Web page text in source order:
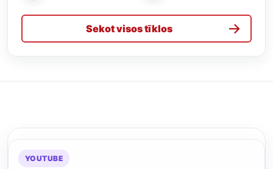
Sekot visos tīklos →
YOUTUBE